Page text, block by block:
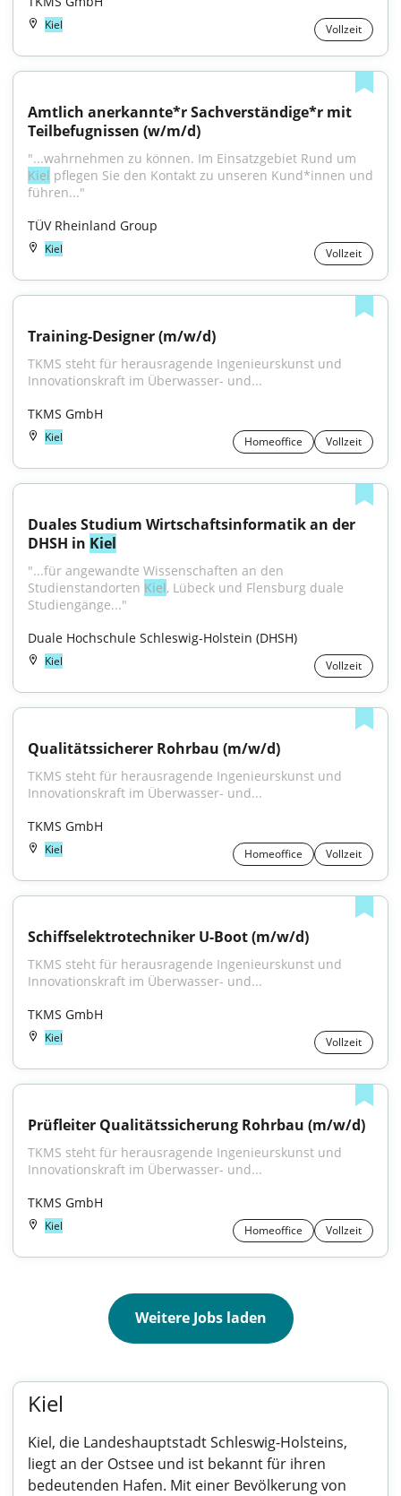
Kiel Vollzeit
Amtlich anerkannte*r Sachverständige*r mit
Teilbefugnissen (w/m/d)
Kiel pflegen Sie den Kontakt zu unseren Kund*innen und
führen..."
TÜV Rheinland Group
Kiel Vollzeit
Training-Designer (m/w/d)
TKMS steht für herausragende Ingenieurskunst und
Innovationskraft im Überwasser- und...
TKMS GmbH
Kiel Homeoffice Vollzeit
Duales Studium Wirtschaftsinformatik an der
DHSH in Kiel
"...für angewandte Wissenschaften an den
Studienstandorten Kiel, Lübeck und Flensburg duale
Studiengänge..."
Duale Hochschule Schleswig-Holstein (DHSH)
Kiel Vollzeit
Qualitätssicherer Rohrbau (m/w/d)
TKMS steht für herausragende Ingenieurskunst und
Innovationskraft im Überwasser- und...
TKMS GmbH
Kiel Homeoffice Vollzeit
Schiffselektrotechniker U-Boot (m/w/d)
TKMS steht für herausragende Ingenieurskunst und
Innovationskraft im Überwasser- und...
TKMS GmbH
Kiel Vollzeit
Prüfleiter Qualitätssicherung Rohrbau (m/w/d)
TKMS steht für herausragende Ingenieurskunst und
Innovationskraft im Überwasser- und...
TKMS GmbH
Kiel Homeoffice Vollzeit
Weitere Jobs laden
Kiel
Kiel, die Landeshauptstadt Schleswig-Holsteins,
liegt an der Ostsee und ist bekannt für ihren
bedeutenden Hafen. Mit einer Bevölkerung von